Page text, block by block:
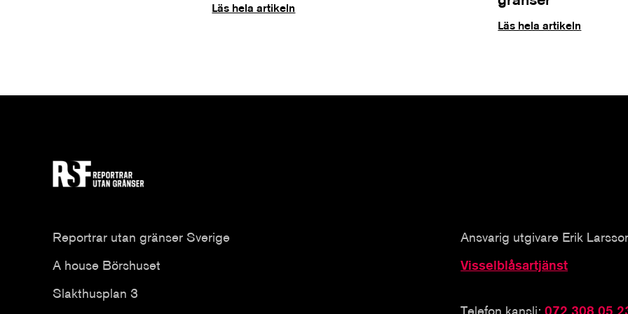
Läs hela artikeln
Läs hela artikeln
Reportrar utan gränser Sverige
A house Börshuset
Slakthusplan 3
Ansvarig utgivare Erik
Visselblåsartjänst